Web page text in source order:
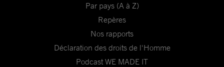
Par pays (A à Z)
Repères
Nos rapports
Déclaration des droits de l'Homme
Podcast WE MADE IT